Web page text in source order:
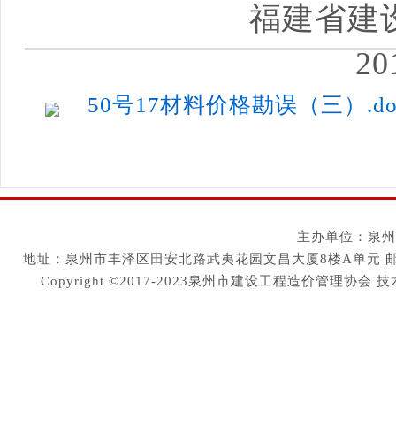
福建省建
50号17材料价格勘误（三）
主办单位：泉
地址：泉州市丰泽区田安北路武夷花园文昌大厦8楼A单元
Copyright ©2017-2023泉州市建设工程造价管理协会 技